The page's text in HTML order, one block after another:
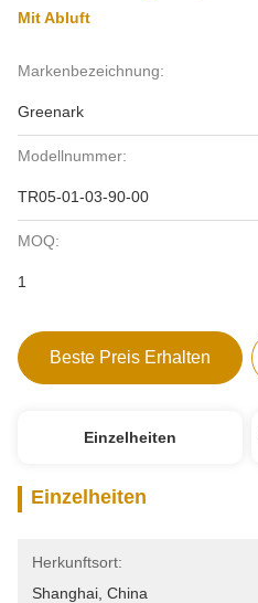
Mit Abluft
Markenbezeichnung:
Greenark
Modellnummer:
TR05-01-03-90-00
MOQ:
1
Beste Preis Erhalten
Einzelheiten
Einzelheiten
Herkunftsort:
Shanghai, China